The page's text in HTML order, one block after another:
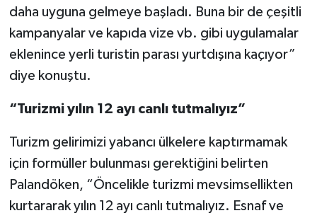
daha uyguna gelmeye başladı. Buna bir de çeşitli
kampanyalar ve kapıda vize vb. gibi uygulamalar
eklenince yerli turistin parası yurtdışına kaçıyor”
diye konuştu.
“Turizmi yılın 12 ayı canlı tutmalıyız”
Turizm gelirimizi yabancı ülkelere kaptırmamak
için formüller bulunması gerektiğini belirten
Palandöken, “Öncelikle turizmi mevsimsellikten
kurtararak yılın 12 ayı canlı tutmalıyız. Esnaf ve